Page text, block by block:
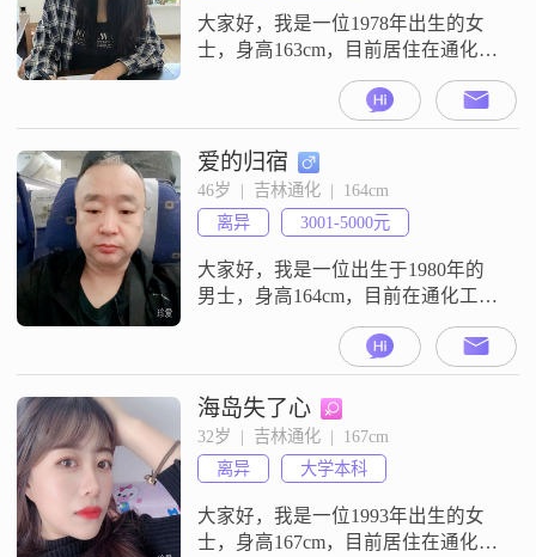
合适的沟通方式
大家好，我是一位1978年出生的女
士，身高163cm，目前居住在通化
##3002##我的月收入在5001到8000
元之间，学历是大专##3002##我性
格开朗，总是爱笑，面对生活的各
种挑战，我都能保持乐观积极的态
度##3002##我对待生活非常细腻，
也很敏感，这让我能够更好地理解
和关心身边的人##3002##我热爱生
活
爱的归宿
46岁  |  吉林通化  |  164cm
离异
3001-5000元
大家好，我是一位出生于1980年的
男士，身高164cm，目前在通化工作
##3002##我的月收入在3001到5000
元之间，学历是高中及以下
##3002##我性格随和，容易相处，
总是希望能和身边的人保持良好的
关系##3002##在我的生活中，家庭
是我最重要的部分##3002##我非常
重视家庭，认为家庭的和谐是幸福
生活的
海岛失了心
32岁  |  吉林通化  |  167cm
离异
大学本科
大家好，我是一位1993年出生的女
士，身高167cm，目前居住在通化